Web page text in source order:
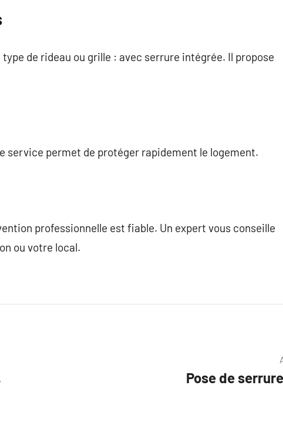
de rideau ou grille : avec serrure intégrée. Il propose
service permet de protéger rapidement le logement.
professionnelle est fiable. Un expert vous conseille
ou votre local.
Pose de